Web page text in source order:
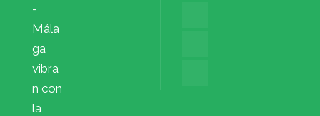
-
Mála
ga
vibra
n con
la